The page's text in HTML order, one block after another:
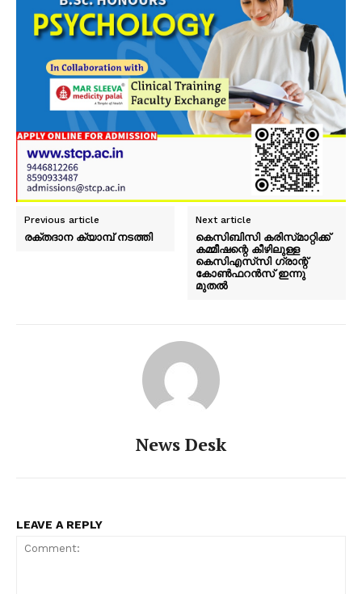
PALA VISION
Previous article
രക്തദാന ക്യാമ്പ് നടത്തി
Next article
കെസിബിസി കരിസ്‌മാറ്റിക്ക്
കമ്മീഷന്റെ കീഴിലുള്ള
കെസിഎസ്‌സി ഗ്രാന്റ്
കോൺഫറൻസ് ഇന്നു
മുതൽ
News Desk
LEAVE A REPLY